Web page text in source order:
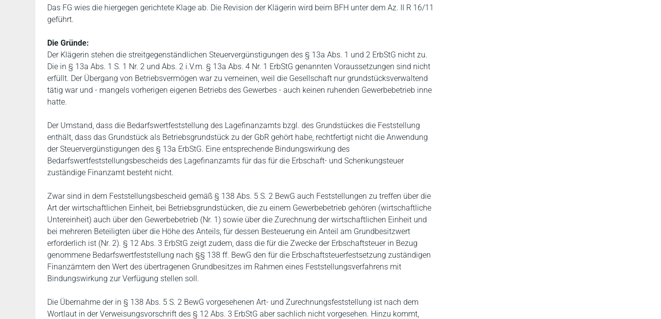
Das FG wies die hiergegen gerichtete Klage ab. Die Revision der Klägerin wird beim BFH unter dem Az. II R 16/11
geführt.
Die Gründe:
Der Klägerin stehen die streitgegenständlichen Steuervergünstigungen des § 13a Abs. 1 und 2 ErbStG nicht zu.
Die in § 13a Abs. 1 S. 1 Nr. 2 und Abs. 2 i.V.m. § 13a Abs. 4 Nr. 1 ErbStG genannten Voraussetzungen sind nicht
erfüllt. Der Übergang von Betriebsvermögen war zu verneinen, weil die Gesellschaft nur grundstücksverwaltend
tätig war und - mangels vorherigen eigenen Betriebs des Gewerbes - auch keinen ruhenden Gewerbebetrieb inne
hatte.
Der Umstand, dass die Bedarfswertfeststellung des Lagefinanzamts bzgl. des Grundstückes die Feststellung
enthält, dass das Grundstück als Betriebsgrundstück zu der GbR gehört habe, rechtfertigt nicht die Anwendung
der Steuervergünstigungen des § 13a ErbStG. Eine entsprechende Bindungswirkung des
Bedarfswertfeststellungsbescheids des Lagefinanzamts für das für die Erbschaft- und Schenkungsteuer
zuständige Finanzamt besteht nicht.
Zwar sind in dem Feststellungsbescheid gemäß § 138 Abs. 5 S. 2 BewG auch Feststellungen zu treffen über die
Art der wirtschaftlichen Einheit, bei Betriebsgrundstücken, die zu einem Gewerbebetrieb gehören (wirtschaftliche
Untereinheit) auch über den Gewerbebetrieb (Nr. 1) sowie über die Zurechnung der wirtschaftlichen Einheit und
bei mehreren Beteiligten über die Höhe des Anteils, für dessen Besteuerung ein Anteil am Grundbesitzwert
erforderlich ist (Nr. 2). § 12 Abs. 3 ErbStG zeigt zudem, dass die für die Zwecke der Erbschaftsteuer in Bezug
genommene Bedarfswertfeststellung nach §§ 138 ff. BewG den für die Erbschaftsteuerfestsetzung zuständigen
Finanzämtern den Wert des übertragenen Grundbesitzes im Rahmen eines Feststellungsverfahrens mit
Bindungswirkung zur Verfügung stellen soll.
Die Übernahme der in § 138 Abs. 5 S. 2 BewG vorgesehenen Art- und Zurechnungsfeststellung ist nach dem
Wortlaut in der Verweisungsvorschrift des § 12 Abs. 3 ErbStG aber sachlich nicht vorgesehen. Hinzu kommt,